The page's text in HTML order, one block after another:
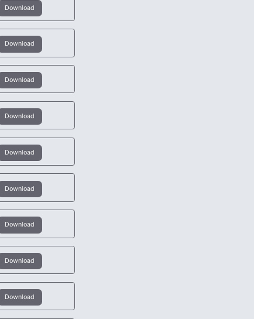
Download
Download
Download
Download
Download
Download
Download
Download
Download